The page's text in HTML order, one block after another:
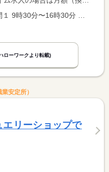
ローワークより転載)
安定所）
リーショップで